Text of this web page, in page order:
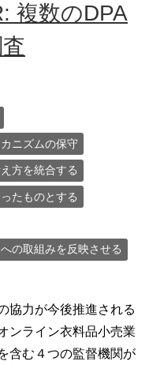
複数のDPA
ニズムの保守
方を統合する
たものとする
の取組みを反映させる
協力が今後推進される
ンライン衣料品小売業
含む４つの監督機関が